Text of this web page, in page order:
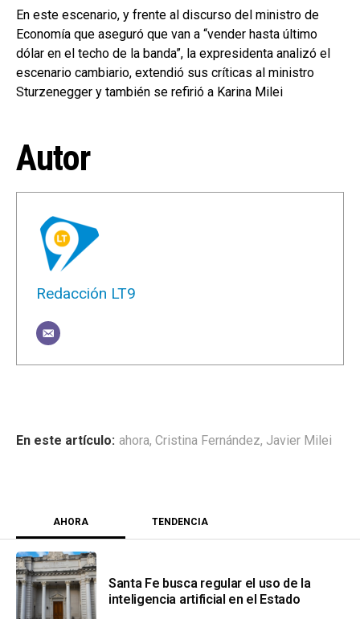
En este escenario, y frente al discurso del ministro de
Economía que aseguró que van a “vender hasta último
dólar en el techo de la banda”, la expresidenta analizó el
escenario cambiario, extendió sus críticas al ministro
Sturzenegger y también se refirió a Karina Milei
Autor
Redacción LT9
ahora, Cristina Fernández, Javier Milei
AHORA TENDENCIA
Santa Fe busca regular el uso de la
inteligencia artificial en el Estado